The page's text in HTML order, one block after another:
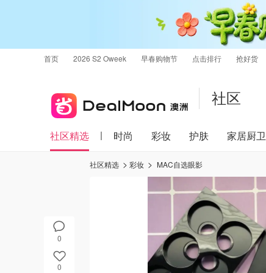
首页 2026 S2 Oweek 早春购物节 点击排行 抢好货
社区
社区精选 时尚 彩妆 护肤 家居厨卫
0
0
社区精选 彩妆 MAC自选眼影